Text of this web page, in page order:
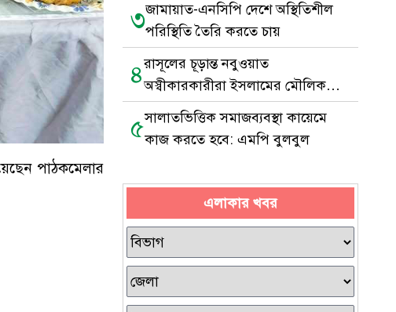
পাঠকমেলার
৩জামায়াত-এনসিপি দেশে অস্থিতিশীল
পরিস্থিতি তৈরি করতে চায়
৪রাসূলের চূড়ান্ত নবুওয়াত
অস্বীকারকারীরা ইসলামের মৌলিক
আকিদাচ্যুত
৫সালাতভিত্তিক সমাজব্যবস্থা কায়েমে
কাজ করতে হবে: এমপি বুলবুল
এলাকার খবর